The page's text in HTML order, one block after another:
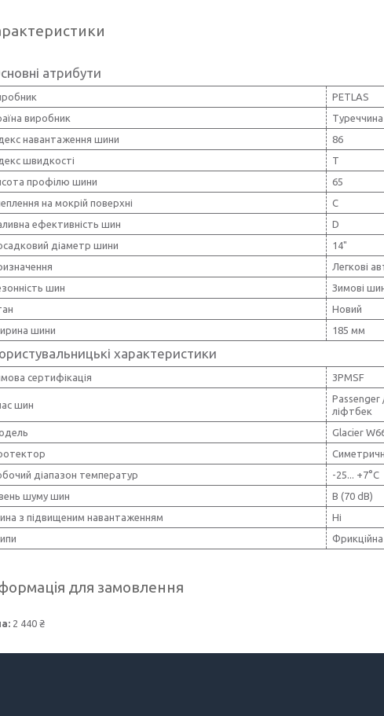
атрибути
PETLAS
виробник
Туреччина
навантаження шини
86
швидкості
T
профілю шини
65
на мокрій поверхні
C
ефективність шин
D
діаметр шини
14"
Легкові
шин
Зимові
Новий
шини
185 мм
характеристики
сертифікація 3PMSF
шин
Passenger
ліфтбек
Glacier
діапазон температур
-25... +7°C
шуму шин
B (70 dB)
з підвищеним навантаженням
Ні
для замовлення
2 440 ₴